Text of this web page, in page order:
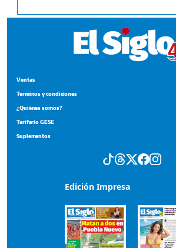
Ventas
Terminos y condiciones
¿Quiénes somos?
Tarifario GESE
Suplementos
Edición Impresa